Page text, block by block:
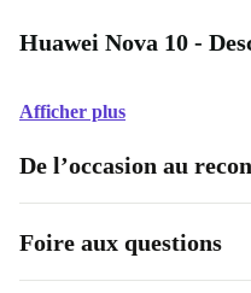
Huawei Nova 10 -
Afficher plus
De l’occasion au
Foire aux questions